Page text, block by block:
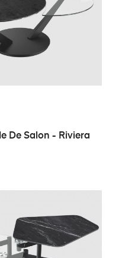
De Salon - Riviera